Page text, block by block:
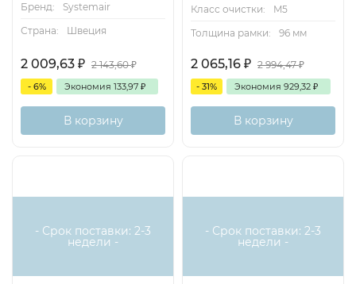
Бренд:
Systemair
Страна:
Швеция
2 009,63 ₽ 2 143,60₽
- 6% Экономия 133,97 ₽
В корзину
Класс очистки:
M5
Толщина рамки:
96 мм
2 065,16 ₽ 2 994,47₽
- 31% Экономия 929,32 ₽
В корзину
- Срок поставки: 2-3
недели -
- Срок поставки: 2-3
недели -